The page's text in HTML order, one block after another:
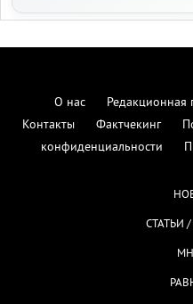
О нас Редакционная
Контакты
Фактчекинг
конфиденциальности
СТАТЬИ